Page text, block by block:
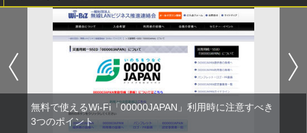
無料で使えるWi-Fi「00000JAPAN」利用時に注意すべき
3つのポイント